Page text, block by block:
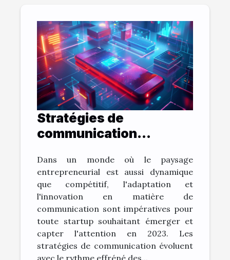
Stratégies de
communication
startups en 2023
Dans un monde où le paysage
entrepreneurial est aussi dynamique
que compétitif, l'adaptation et
l'innovation en matière de
communication sont impératives pour
toute startup souhaitant émerger et
capter l'attention en 2023. Les
stratégies de communication évoluent